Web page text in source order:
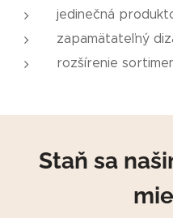
jedinečná
zapamätateľný
rozšírenie
Staň sa